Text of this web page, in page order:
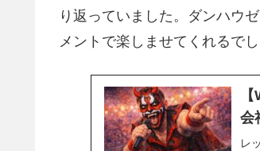
り返っていました。ダンハウ
メントで楽しませてくれるでし
会
レ